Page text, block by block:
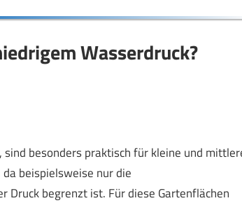
Wasserdruck?
besonders praktisch für kleine und
beispielsweise nur die
begrenzt ist. Für diese Gartenflächen